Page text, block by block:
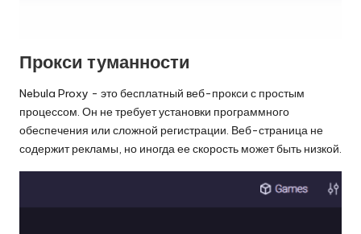
Прокси туманности
Nebula Proxy - это бесплатный веб-прокси с простым
процессом. Он не требует установки программного
обеспечения или сложной регистрации. Веб-страница не
содержит рекламы, но иногда ее скорость может быть низкой.